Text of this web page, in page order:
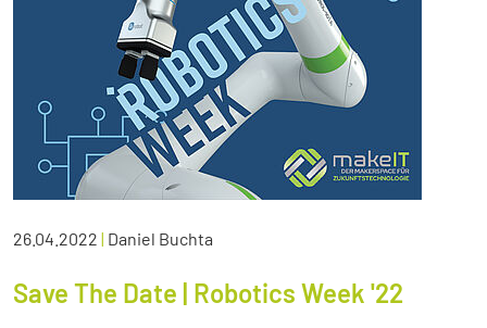
26.04.2022 | Daniel Buchta
Save The Date | Robotics Week '22